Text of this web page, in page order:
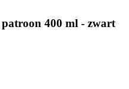
400 ml - zwart